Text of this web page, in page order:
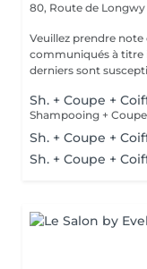
80, Route de Longwy
Veuillez prendre note
communiqués à titre
derniers sont
Sh. + Coupe +
Shampooing +
Sh. + Coupe +
Sh. + Coupe +